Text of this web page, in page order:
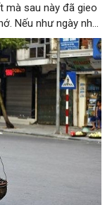
mà sau này đã gieo
Nếu như ngày nhỏ
xúc khi ấy của
dẫu Hà Nội có đầy
luôn có bờ vai vững
che. Hay có lần là
đô thì bên cạnh
dẫm nên cái cảm
lệ không hiện hữu